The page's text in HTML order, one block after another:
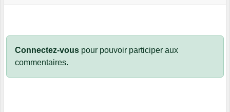
Connectez-vous pour pouvoir participer aux
commentaires.